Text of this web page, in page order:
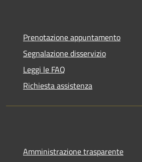
Prenotazione appuntamento
Segnalazione disservizio
Leggi le FAQ
Richiesta assistenza
Amministrazione trasparente